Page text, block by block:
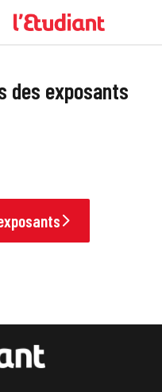
des exposants